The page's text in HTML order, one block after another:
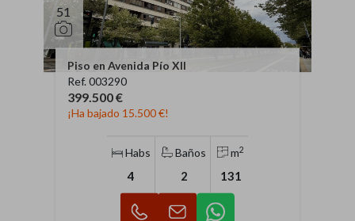
51
Piso en Avenida Pío XII
Ref. 003290
399.500 €
¡Ha bajado 15.500 €!
Habs
4
Baños
2
m2
131